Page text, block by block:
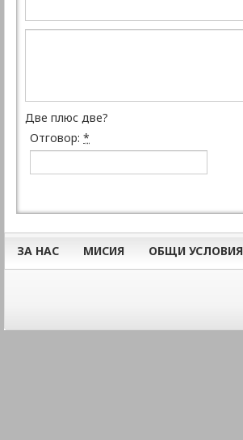
Две плюс две?
Отговор: *
ЗА НАС МИСИЯ ОБЩИ УСЛОВИЯ